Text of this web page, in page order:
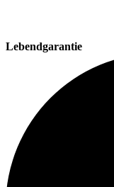
Lebendgarantie